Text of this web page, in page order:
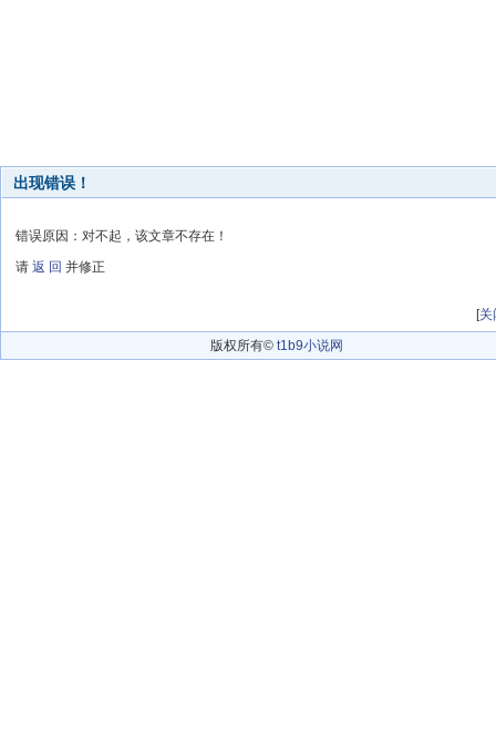
出现错误！
错误原因：对不起，该文章不存在！
请 返 回 并修正
[关
版权所有© t1b9小说网